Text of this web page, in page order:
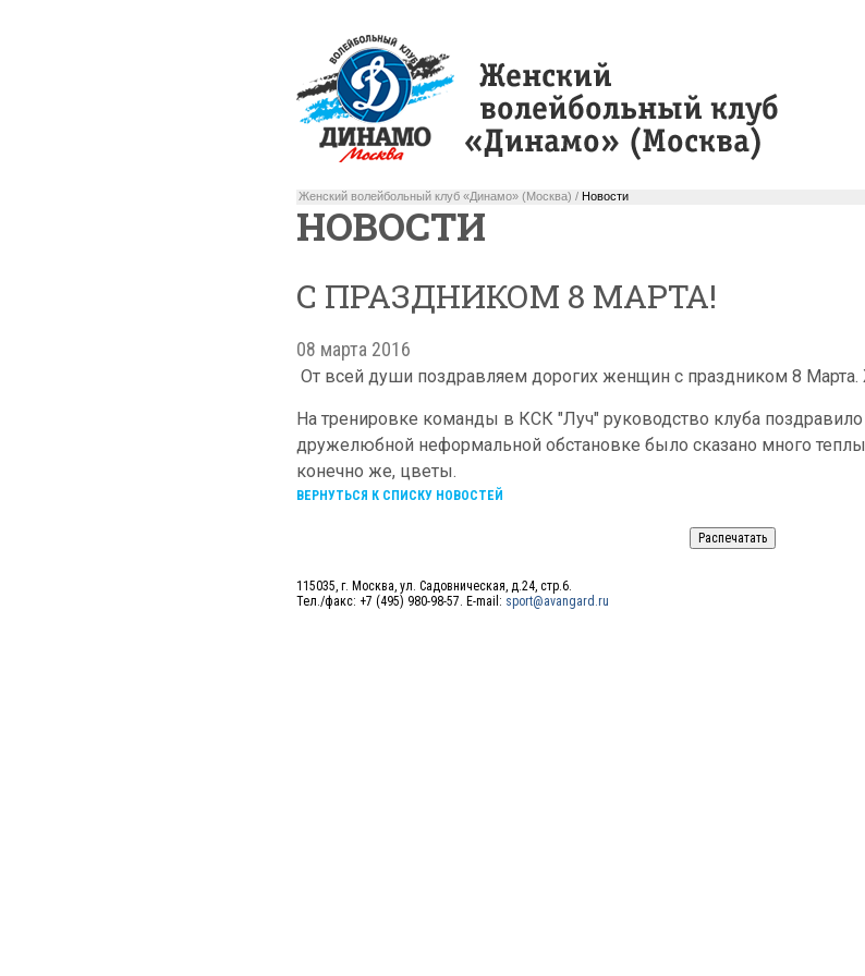
Женский волейбольный клуб «Динамо» (Москва) / Новости
НОВОСТИ
С ПРАЗДНИКОМ 8 МАРТА!
08 марта 2016
От всей души поздравляем дорогих женщин с праздником 8 Марта.
На тренировке команды в КСК "Луч" руководство клуба
дружелюбной неформальной обстановке было сказано много
конечно же, цветы.
ВЕРНУТЬСЯ К СПИСКУ НОВОСТЕЙ
115035, г. Москва, ул. Садовническая, д.24, стр.6.
Тел./факс: +7 (495) 980-98-57. E-mail: sport@avangard.ru